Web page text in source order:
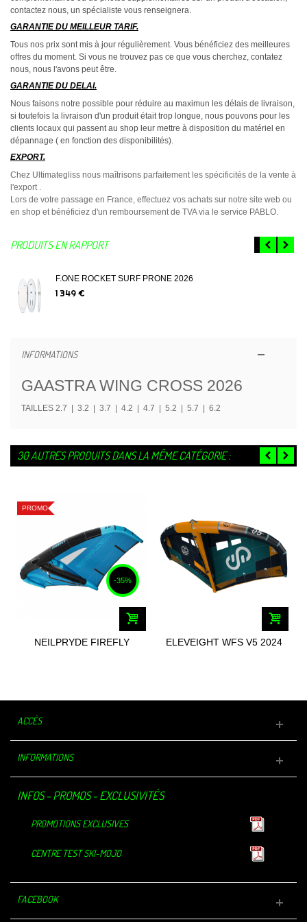
contactez nous, un spécialiste vous renseignera.
GARANTIE DU MEILLEUR TARIF.
Tous nos prix sont mis à jour régulièrement. Vous bénéficiez des meilleures
offres du moment. Si vous ne trouvez pas ce que vous cherchez, contatez
nous, nous l'avons peut être.
GARANTIE DU DELAI.
Nous faisons notre possible pour réduire au maximun les délais de livraison,
si toutefois la livraison d'un produit était trop longue, nous pouvons pour les
clients locaux qui passent au shop leur mettre à disposition du matériel en
dépannage ( en fonction des disponibilités).
EXPORT.
Chez Ultimategliss nous maîtrisons parfaitement les spécificités de la vente à
l'export .
Lors de votre passage en France, effectuez vos achats sur notre site web ou
en shop et bénéficiez d'un remboursement de TVA via le service PABLO.
PRODUITS EN RAPPORT
F.ONE ROCKET SURF PRONE 2026
1 349 €
INFORMATIONS
GAASTRA WING CROSS 2026
TAILLES 2.7 | 3.2 | 3.7 | 4.2 | 4.7 | 5.2 | 5.7 | 6.2
30 AUTRES PRODUITS DANS LA MÊME CATÉGORIE :
PROMO
-35%
NEILPRYDE FIREFLY
ELEVEIGHT WFS V5 2024
ACCÈS
INFORMATIONS
INFOS - PROMOS - EXCLUSIVITÉS
PROMOTIONS EXCLUSIVES
CENTRE TEST SKI-MOJO
FACEBOOK